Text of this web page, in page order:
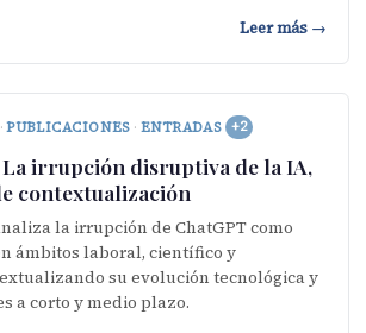
Leer más →
· PUBLICACIONES · ENTRADAS +2
irrupción disruptiva de la IA,
contextualización
la irrupción de ChatGPT como
ámbitos laboral, científico y
su evolución tecnológica y
a corto y medio plazo.